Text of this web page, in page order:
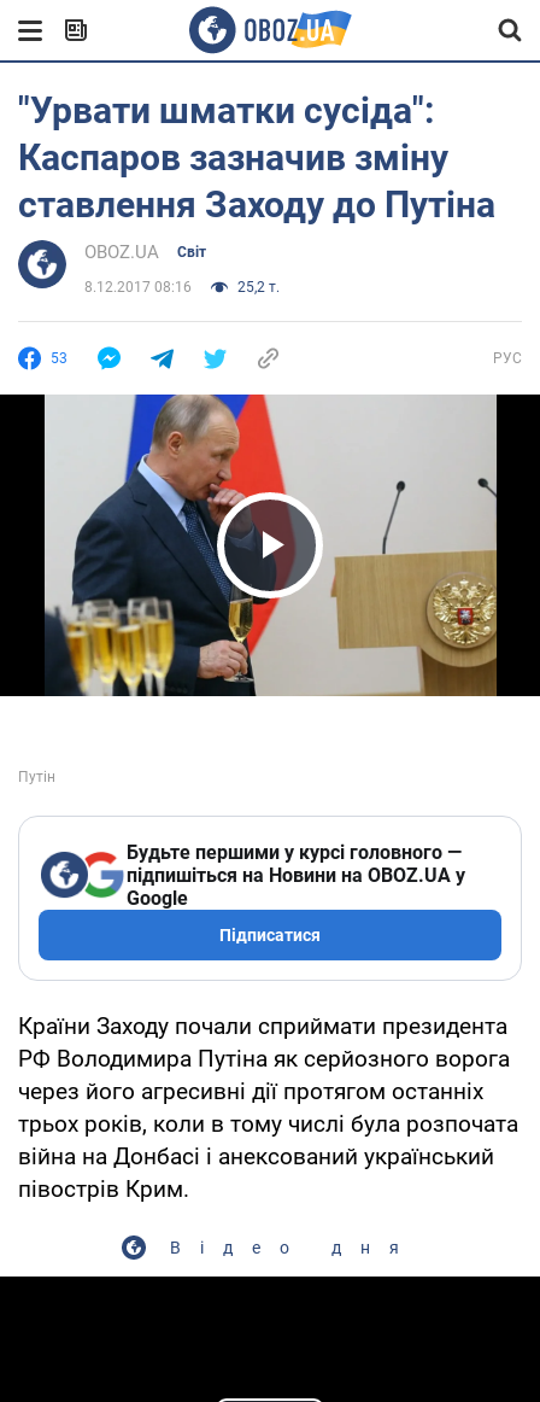
"Урвати шматки сусіда":
Каспаров зазначив зміну
ставлення Заходу до Путіна
OBOZ.UA Світ
8.12.2017 08:16 25,2 т.
53 РУС
Play Video
Будьте першими у курсі головного —
підпишіться на Новини на OBOZ.UA у
Google
Підписатися
Країни Заходу почали сприймати президента
РФ Володимира Путіна як серйозного ворога
через його агресивні дії протягом останніх
трьох років, коли в тому числі була розпочата
війна на Донбасі і анексований український
півострів Крим.
Відео дня